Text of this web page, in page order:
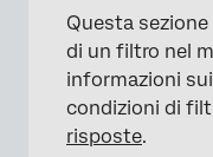
Questa
di un filtro nel
informazioni
condizioni di
risposte.